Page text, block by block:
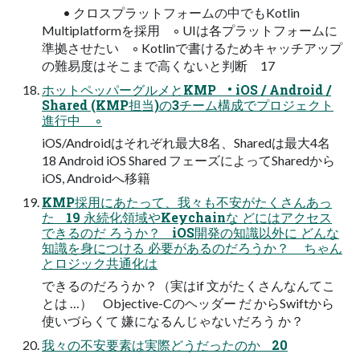
• クロスプラットフォームの中でもKotlin
Multiplatformを採用 ◦ UIは各プラットフォームに
準拠させたい ◦ Kotlinで書けるためキャッチアップ
の難易度はそこまで高くないと判断 17
ホットペッパーグルメとKMP • iOS / Android /
Shared (KMP担当)の3チーム構成でプロジェクト
進行中 ◦
iOS/Androidはそれぞれ最大8名、Sharedは最大4名
18 Android iOS Shared フェーズによってSharedから
iOS, Androidへ移籍
KMP採用にあたって、我々も不安がたくさんあっ
た 19 永続化領域やKeychainな どにはアクセス
できるのだ ろうか？ iOS開発の知識以外に どんな
知識を身につける 必要があるのだろうか？ ちゃん
とロジック共通化は
できるのだろうか？（実はif 文がたくさんなんてこ
とは …） Objective-Cのヘッダー だ からSwiftから
使いづらくて 嫌になるんじゃないだろう か？
我々の不安要素は実際どうだったのか 20